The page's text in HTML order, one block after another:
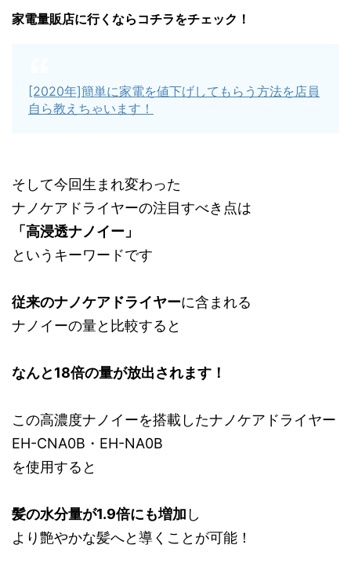
家電量販店に行くならコチラをチェック！
[2020年]簡単に家電を値下げしてもらう方法を店員
自ら教えちゃいます！
そして今回生まれ変わった
ナノケアドライヤーの注目すべき点は
「高浸透ナノイー」
というキーワードです
従来のナノケアドライヤーに含まれる
ナノイーの量と比較すると
なんと18倍の量が放出されます！
この高濃度ナノイーを搭載したナノケアドライヤー
EH-CNA0B・EH-NA0B
を使用すると
髪の水分量が1.9倍にも増加 し
より艶やかな髪へと導くことが可能！